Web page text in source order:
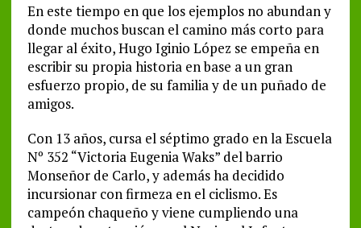
En este tiempo en que los ejemplos no abundan y
donde muchos buscan el camino más corto para
llegar al éxito, Hugo Iginio López se empeña en
escribir su propia historia en base a un gran
esfuerzo propio, de su familia y de un puñado de
amigos.
Con 13 años, cursa el séptimo grado en la Escuela
Nº 352 “Victoria Eugenia Waks” del barrio
Monseñor de Carlo, y además ha decidido
incursionar con firmeza en el ciclismo. Es
campeón chaqueño y viene cumpliendo una